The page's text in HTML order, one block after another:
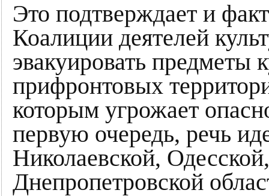
Это подтверждает и
Коалиции деятелей
эвакуировать предметы
прифронтовых
которым угрожает
первую очередь, речь
Николаевской,
Днепропетровской